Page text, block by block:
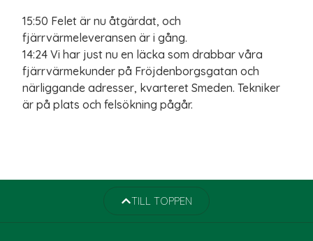
15:50 Felet är nu åtgärdat, och
fjärrvärmeleveransen är i gång.
14:24 Vi har just nu en läcka som drabbar våra
fjärrvärmekunder på Fröjdenborgsgatan och
närliggande adresser, kvarteret Smeden. Tekniker
är på plats och felsökning pågår.
TILL TOPPEN